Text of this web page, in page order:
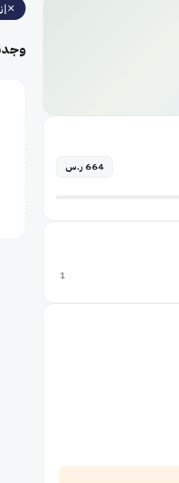
664 ر.س
1